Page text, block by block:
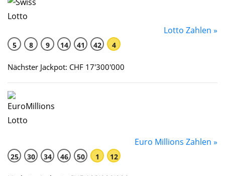
Lotto Zahlen »
5 8 9 14 41 42 4
Nächster Jackpot: CHF 17'300'000
Euro Millions Zahlen »
25 30 34 46 50 1 12